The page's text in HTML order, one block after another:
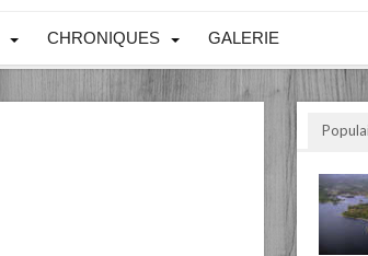
CHRONIQUES GALERIE